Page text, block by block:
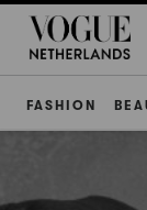
FASHION